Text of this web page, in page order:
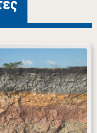
μεγάλη σημασία
έδαφος
(κυρίως νερό και
μικροοργανισμούς.
από
σύσταση
χημική